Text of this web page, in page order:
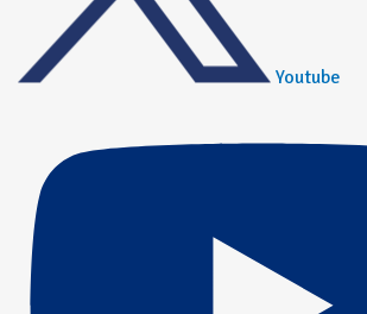
Youtube